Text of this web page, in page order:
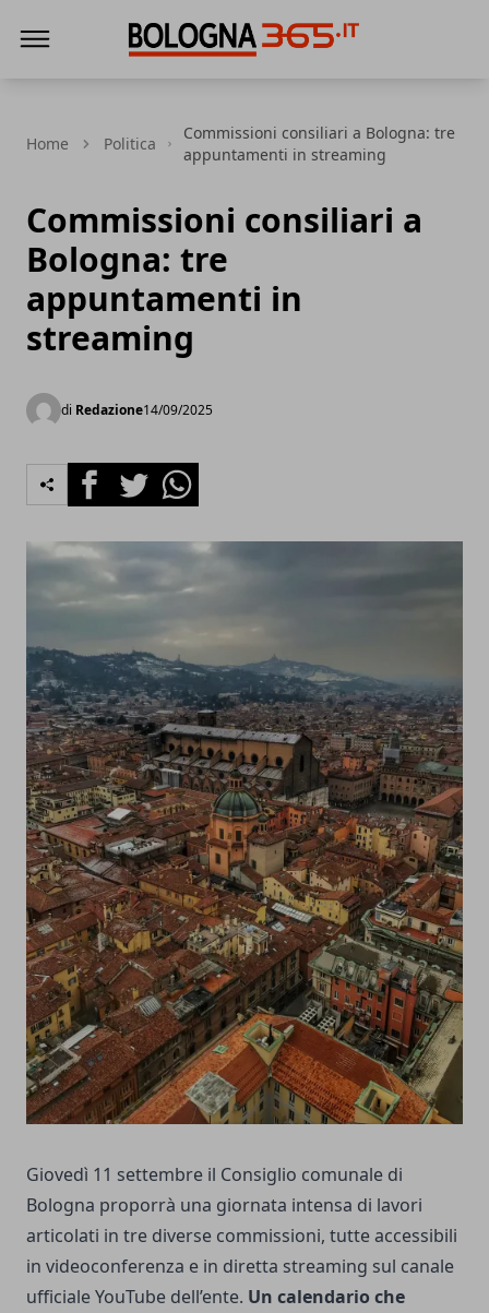
Home Politica
Commissioni consiliari a Bologna: tre
appuntamenti in streaming
Commissioni consiliari a
Bologna: tre
appuntamenti in
streaming
di Redazione14/09/2025
FacebookTwitterWhatsapp
Giovedì 11 settembre il Consiglio comunale di
Bologna proporrà una giornata intensa di lavori
articolati in tre diverse commissioni, tutte accessibili
in videoconferenza e in diretta streaming sul canale
ufficiale YouTube dell’ente. Un calendario che